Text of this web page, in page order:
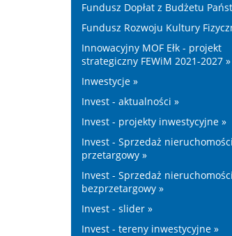
Fundusz Dopłat z Budżetu
Fundusz Rozwoju Kultury
Innowacyjny MOF Ełk - projekt
strategiczny FEWiM 2021-2027 »
Inwestycje »
Invest - aktualności »
Invest - projekty inwestycyjne »
Invest - Sprzedaż
przetargowy »
Invest - Sprzedaż
bezprzetargowy »
Invest - slider »
Invest - tereny inwestycyjne »